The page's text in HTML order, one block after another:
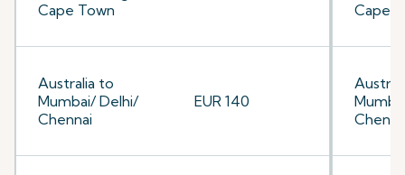
Cape Town
Australia to
Mumbai/ Delhi/
Chennai
EUR 140
Cape